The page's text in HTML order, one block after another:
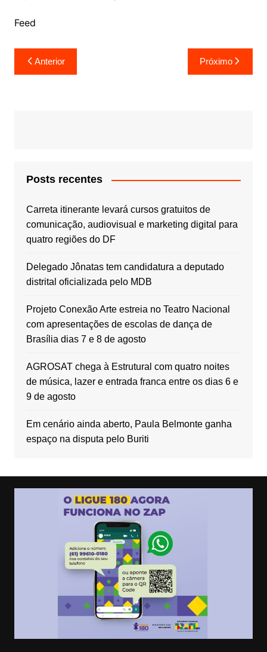
Feed
Navegação
de
Anterior Próximo
Posts recentes
Carreta itinerante levará cursos gratuitos de
comunicação, audiovisual e marketing digital para
quatro regiões do DF
Delegado Jônatas tem candidatura a deputado
distrital oficializada pelo MDB
Projeto Conexão Arte estreia no Teatro Nacional
com apresentações de escolas de dança de
Brasília dias 7 e 8 de agosto
AGROSAT chega à Estrutural com quatro noites
de música, lazer e entrada franca entre os dias 6 e
9 de agosto
Em cenário ainda aberto, Paula Belmonte ganha
espaço na disputa pelo Buriti